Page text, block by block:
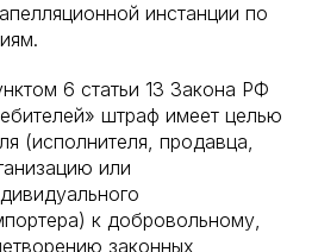
инстанции по
6 статьи 13 Закона РФ
штраф имеет целью
(исполнителя, продавца,
или
к добровольному,
законных